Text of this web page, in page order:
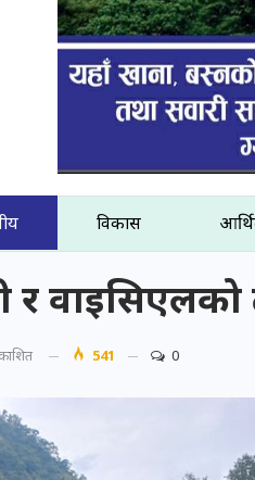
विकास
र
541 0